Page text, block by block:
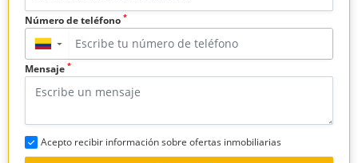
Número de teléfono *
▼
Mensaje *
Acepto recibir información sobre ofertas inmobiliarias